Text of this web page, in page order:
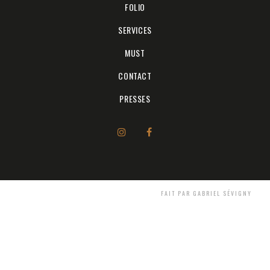
FOLIO
SERVICES
MUST
CONTACT
PRESSES
FAIT PAR GABRIEL SÉVIGNY